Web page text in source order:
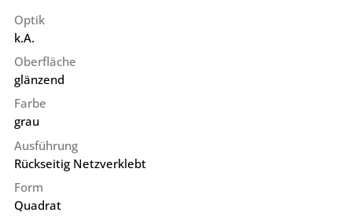
Optik
k.A.
Oberfläche
glänzend
Farbe
grau
Ausführung
Rückseitig Netzverklebt
Form
Quadrat